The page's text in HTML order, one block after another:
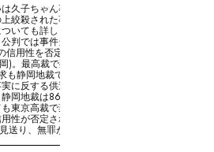
久子ちゃん事件。6歳の女児が幼稚園から
絞殺された事件。赤堀氏は別件の窃盗容疑
いても詳しく調べられ、逮捕2日後に女児殺
判では事件当時は現場にいなかったと主張
用性を否定して自白調書の任意性を認め、
)。最高裁で死刑が確定した後、再審請求を
静岡地裁で棄却されたが、83年5月東京高
に反する供述があることなどを理由にこれ
岡地裁は86年5月、再審開始を決定、検察
東京高裁で棄却し、再審開始決定が確定し
性が否定され、無罪判決。釈放時59歳。(読
り、無罪が確定した(読89.2.7夕)。